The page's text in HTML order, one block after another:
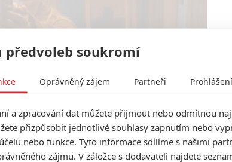
Epic Pictures
(2021) | Fandíme filmu
předvoleb soukromí
Oprávněný zájem Partneři
a zpracování dat můžete přijmout nebo odmítnou
přizpůsobit jednotlivé souhlasy zapnutím nebo
nebo funkce. Tyto informace sdílíme s našimi
zájmu. V záložce s dodavateli najdete